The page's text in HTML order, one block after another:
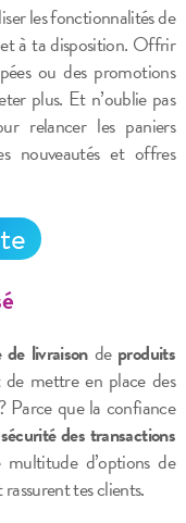
les fonctionnalités de
à ta disposition. Offrir
ou des promotions
plus. Et n’oublie pas
relancer les paniers
nouveautés et offres
de livraisonde produits
de mettre en place des
Parce que la confiance
sécurité des transactions
d’options de
tes clients.